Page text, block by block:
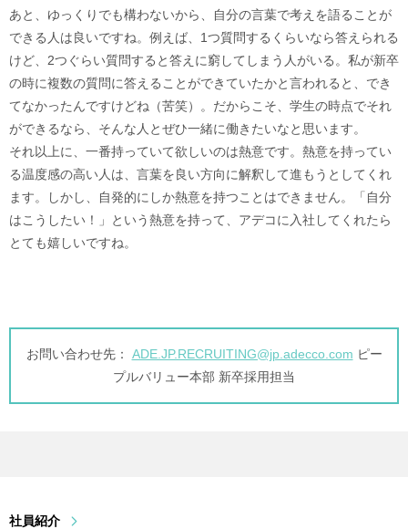
あと、ゆっくりでも構わないから、自分の言葉で考えを語ることが
できる人は良いですね。例えば、1つ質問するくらいなら答えられる
けど、2つぐらい質問すると答えに窮してしまう人がいる。私が新卒
の時に複数の質問に答えることができていたかと言われると、でき
てなかったんですけどね（苦笑）。だからこそ、学生の時点でそれ
ができるなら、そんな人とぜひ一緒に働きたいなと思います。
それ以上に、一番持っていて欲しいのは熱意です。熱意を持ってい
る温度感の高い人は、言葉を良い方向に解釈して進もうとしてくれ
ます。しかし、自発的にしか熱意を持つことはできません。「自分
はこうしたい！」という熱意を持って、アデコに入社してくれたら
とても嬉しいですね。
お問い合わせ先： ADE.JP.RECRUITING@jp.adecco.com ピー
プルバリュー本部 新卒採用担当
社員紹介